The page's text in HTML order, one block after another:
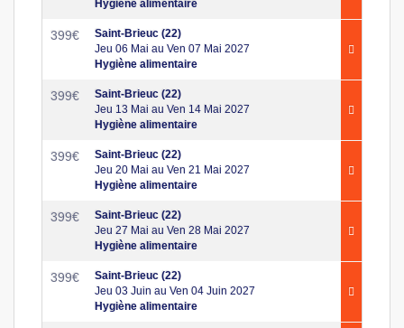
Hygiène alimentaire
399€
Saint-Brieuc (22)
Jeu 06 Mai au Ven 07 Mai 2027
Hygiène alimentaire
399€
Saint-Brieuc (22)
Jeu 13 Mai au Ven 14 Mai 2027
Hygiène alimentaire
399€
Saint-Brieuc (22)
Jeu 20 Mai au Ven 21 Mai 2027
Hygiène alimentaire
399€
Saint-Brieuc (22)
Jeu 27 Mai au Ven 28 Mai 2027
Hygiène alimentaire
399€
Saint-Brieuc (22)
Jeu 03 Juin au Ven 04 Juin 2027
Hygiène alimentaire